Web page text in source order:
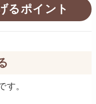
るポイント
す。